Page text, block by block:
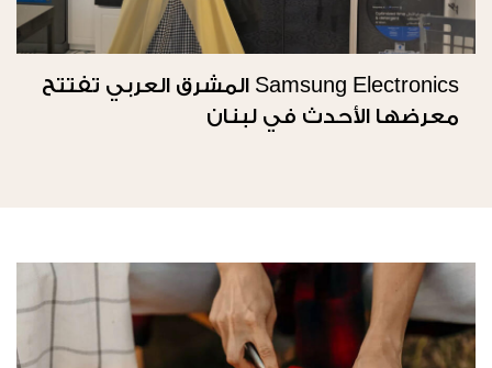
Samsung Electronics المشرق العربي تفتتح
معرضها الأحدث في لبنان